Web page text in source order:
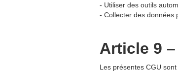
- Utiliser des outils
- Collecter des données
Article 9
Les présentes CGU